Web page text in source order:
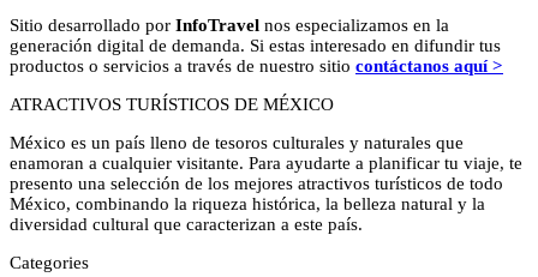
Sitio desarrollado por InfoTravel nos especializamos en la
generación digital de demanda. Si estas interesado en difundir tus
productos o servicios a través de nuestro sitio contáctanos aquí >
ATRACTIVOS TURÍSTICOS DE MÉXICO
México es un país lleno de tesoros culturales y naturales que
enamoran a cualquier visitante. Para ayudarte a planificar tu viaje, te
presento una selección de los mejores atractivos turísticos de todo
México, combinando la riqueza histórica, la belleza natural y la
diversidad cultural que caracterizan a este país.
Categories